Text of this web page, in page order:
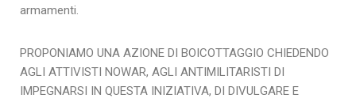
armamenti.
PROPONIAMO UNA AZIONE DI BOICOTTAGGIO CHIEDENDO
AGLI ATTIVISTI NOWAR, AGLI ANTIMILITARISTI DI
IMPEGNARSI IN QUESTA INIZIATIVA, DI DIVULGARE E